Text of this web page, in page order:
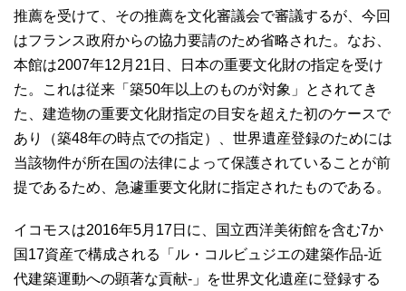
推薦を受けて、その推薦を文化審議会で審議するが、今回
はフランス政府からの協力要請のため省略された。なお、
本館は2007年12月21日、日本の重要文化財の指定を受け
た。これは従来「築50年以上のものが対象」とされてき
た、建造物の重要文化財指定の目安を超えた初のケースで
あり（築48年の時点での指定）、世界遺産登録のためには
当該物件が所在国の法律によって保護されていることが前
提であるため、急遽重要文化財に指定されたものである。
イコモスは2016年5月17日に、国立西洋美術館を含む7か
国17資産で構成される「ル・コルビュジエの建築作品-近
代建築運動への顕著な貢献-」を世界文化遺産に登録する